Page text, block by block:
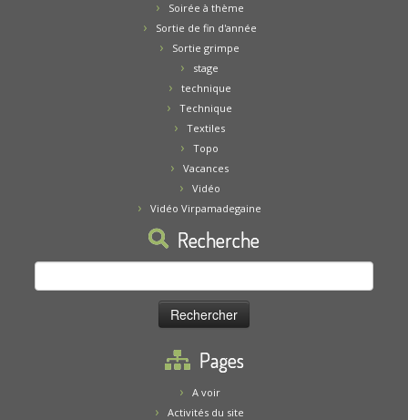
Soirée à thème
Sortie de fin d'année
Sortie grimpe
stage
technique
Technique
Textiles
Topo
Vacances
Vidéo
Vidéo Virpamadegaine
Recherche
Rechercher :
Pages
A voir
Activités du site